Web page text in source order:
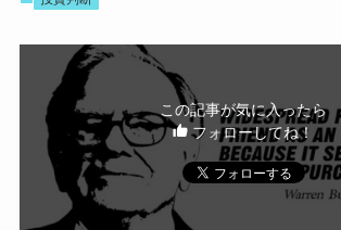
この記事が気に入ったら
フォローしてね！